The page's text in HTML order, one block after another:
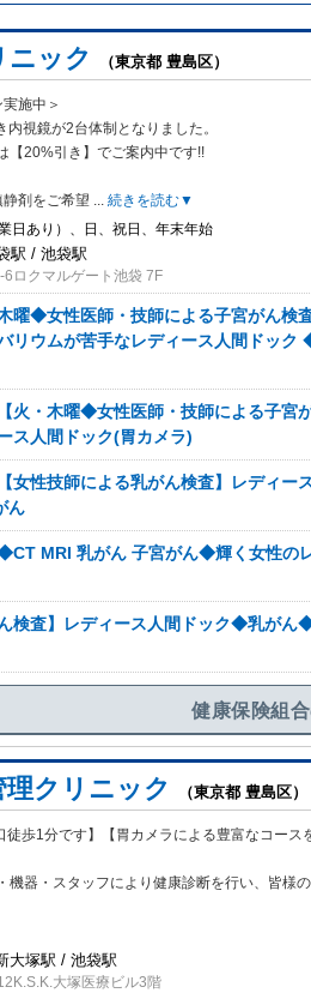
ニック （東京都 豊島区）
施中＞
視鏡が2台体制となりました。
【20%引き】でご案内中です!!
剤をご希望 ... 続きを読む▼
日あり）、日、祝日、年末年始
駅 / 池袋駅
ロクマルゲート池袋 7F
◆女性医師・技師による子宮がん検
リウムが苦手なレディース人間ドック
火・木曜◆女性医師・技師による子宮
ス人間ドック(胃カメラ)
性技師による乳がん検査】レディー
ん
MRI 乳がん 子宮がん◆輝く女性の
ん検査】レディース人間ドック◆乳がん
健康保険組
クリニック （東京都 豊島区）
徒歩1分です】【胃カメラによる豊富なコー
機器・スタッフにより健康診断を行い、皆様
大塚駅 / 池袋駅
大塚医療ビル3階